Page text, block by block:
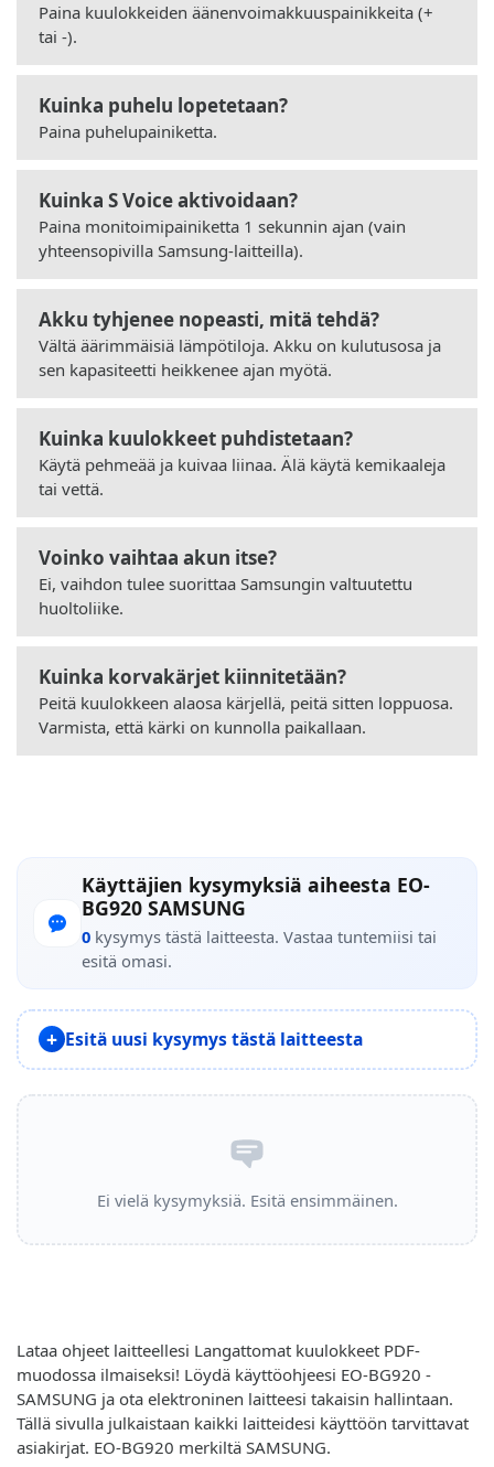
Paina kuulokkeiden äänenvoimakkuuspainikkeita (+
tai -).
Kuinka puhelu lopetetaan?
Paina puhelupainiketta.
Kuinka S Voice aktivoidaan?
Paina monitoimipainiketta 1 sekunnin ajan (vain
yhteensopivilla Samsung-laitteilla).
Akku tyhjenee nopeasti, mitä tehdä?
Vältä äärimmäisiä lämpötiloja. Akku on kulutusosa ja
sen kapasiteetti heikkenee ajan myötä.
Kuinka kuulokkeet puhdistetaan?
Käytä pehmeää ja kuivaa liinaa. Älä käytä kemikaaleja
tai vettä.
Voinko vaihtaa akun itse?
Ei, vaihdon tulee suorittaa Samsungin valtuutettu
huoltoliike.
Kuinka korvakärjet kiinnitetään?
Peitä kuulokkeen alaosa kärjellä, peitä sitten loppuosa.
Varmista, että kärki on kunnolla paikallaan.
Käyttäjien kysymyksiä aiheesta EO-
BG920 SAMSUNG
0 kysymys tästä laitteesta. Vastaa tuntemiisi tai
esitä omasi.
Esitä uusi kysymys tästä laitteesta
Ei vielä kysymyksiä. Esitä ensimmäinen.
Lataa ohjeet laitteellesi Langattomat kuulokkeet PDF-
muodossa ilmaiseksi! Löydä käyttöohjeesi EO-BG920 -
SAMSUNG ja ota elektroninen laitteesi takaisin hallintaan.
Tällä sivulla julkaistaan kaikki laitteidesi käyttöön tarvittavat
asiakirjat. EO-BG920 merkiltä SAMSUNG.